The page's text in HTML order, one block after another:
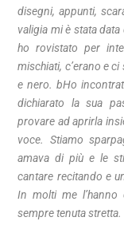
disegni, appunti,
valigia mi è stata
ho rovistato per
mischiati, c’erano e
e nero. bHo
dichiarato la sua
provare ad aprirla
voce. Stiamo
amava di più e le
cantare recitando e
In molti me l’hanno
sempre tenuta stretta.